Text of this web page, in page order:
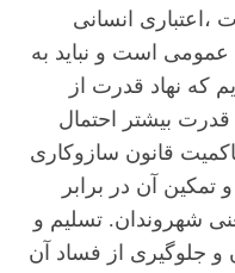
،اعتباری انسانی
است و نباید به
که نهاد قدرت از
بیشتر احتمال
قانون سازوکاری
آن در برابر
شهروندان. تسلیم و
و جلوگیری از فساد آن